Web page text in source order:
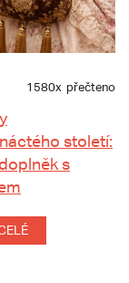
1580x přečteno
století:
s